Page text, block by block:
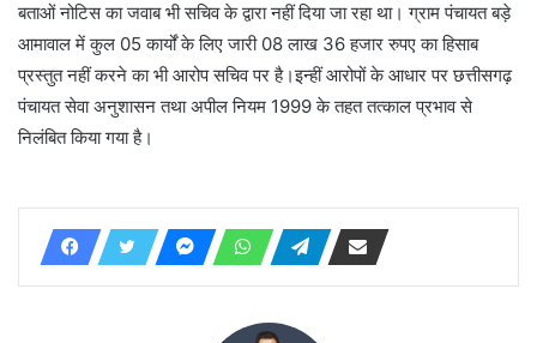
बताओं नोटिस का जवाब भी सचिव के द्वारा नहीं दिया जा रहा था। ग्राम पंचायत बड़े
आमावाल में कुल 05 कार्यों के लिए जारी 08 लाख 36 हजार रुपए का हिसाब
प्रस्तुत नहीं करने का भी आरोप सचिव पर है।इन्हीं आरोपों के आधार पर छत्तीसगढ़
पंचायत सेवा अनुशासन तथा अपील नियम 1999 के तहत तत्काल प्रभाव से
निलंबित किया गया है।